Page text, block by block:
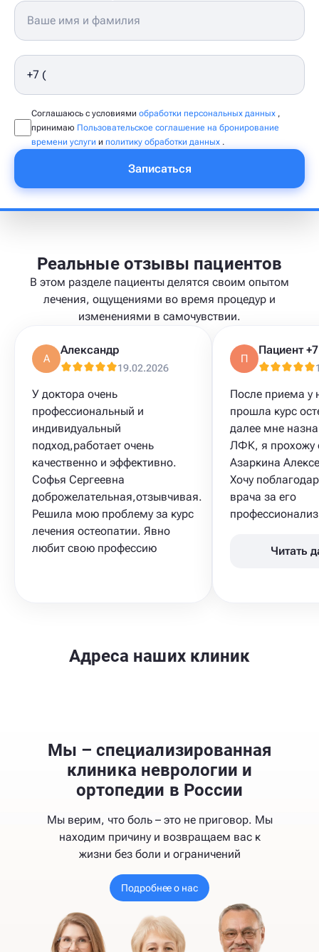
Соглашаюсь с условиями обработки персональных данных ,
принимаю Пользовательское соглашение на бронирование
времени услуги и политику обработки данных .
Записаться
Реальные отзывы пациентов
В этом разделе пациенты делятся своим опытом
лечения, ощущениями во время процедур и
изменениями в самочувствии.
А
Александр
19.02.2026
У доктора очень
профессиональный и
индивидуальный
подход,работает очень
качественно и эффективно.
Софья Сергеевна
доброжелательная,отзывчивая.
Решила мою проблему за курс
лечения остеопатии. Явно
любит свою профессию
П
После приема у
прошла курс
далее мне
ЛФК​, я прохожу
Азаркина
Хочу
врача за его
Читать
Адреса наших клиник
Мы – специализированная
клиника неврологии и
ортопедии в России
Мы верим, что боль – это не приговор. Мы
находим причину и возвращаем вас к
жизни без боли и ограничений
Подробнее о нас